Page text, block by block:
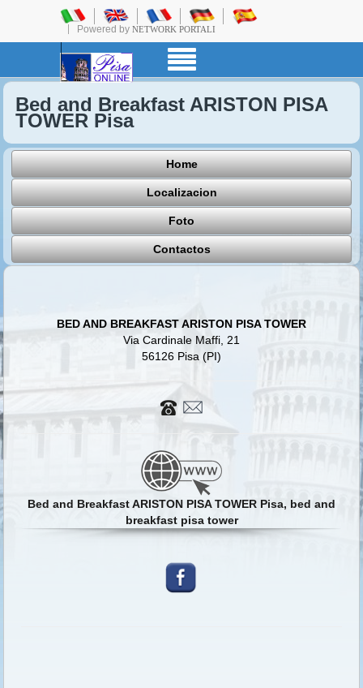
Powered by NETWORK PORTALI
Bed and Breakfast ARISTON PISA
TOWER Pisa
Home
Localizacion
Foto
Contactos
BED AND BREAKFAST ARISTON PISA TOWER
Via Cardinale Maffi, 21
56126 Pisa (PI)
Bed and Breakfast ARISTON PISA TOWER Pisa, bed and
breakfast pisa tower